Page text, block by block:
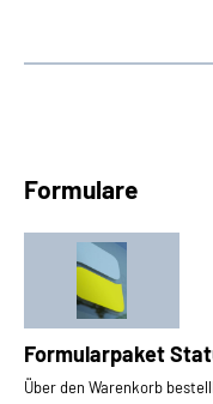
Formulare
Formularpaket
Über den Warenkorb